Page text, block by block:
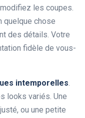
les coupes.
quelque chose
des détails. Votre
fidèle de vous-
intemporelles.
looks variés. Une
ou une petite